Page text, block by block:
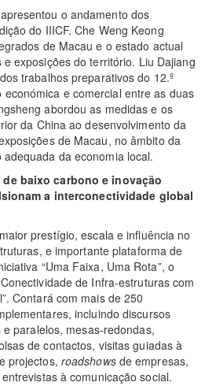
o andamento dos
do IIICF. Che Weng Keong
de Macau e o estado actual
exposições do território. Liu Dajiang
trabalhos preparativos do 12.º
económica e comercial entre as duas
abordou as medidas e os
da China ao desenvolvimento da
de Macau, no âmbito da
da economia local.
baixo carbono e inovação
a interconectividade global
prestígio, escala e influência no
e importante plataforma de
“Uma Faixa, Uma Rota”, o
de Infra-estruturas com
Contará com mais de 250
incluindo discursos
paralelos, mesas-redondas,
de contactos, visitas guiadas à
projectos, roadshowsde empresas,
à comunicação social.